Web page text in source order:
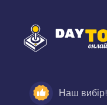
Наш вибір!